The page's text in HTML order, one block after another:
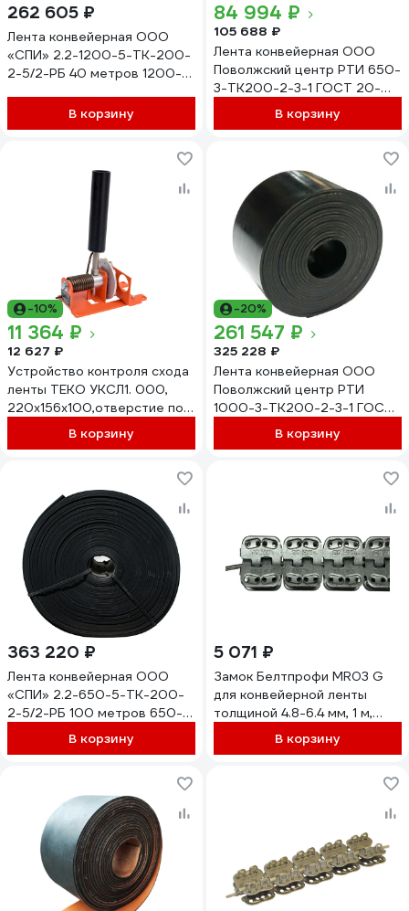
262 605 ₽
Лента конвейерная ООО
«СПИ» 2.2-1200-5-ТК-200-
2-5/2-РБ 40 метров 1200-
В корзину
84 994 ₽
105 688 ₽
Лента конвейерная ООО
Поволжский центр РТИ 650-
3-ТК200-2-3-1 ГОСТ 20-
2018, 50 м 4680687030949
В корзину
-10%
11 364 ₽
12 627 ₽
Устройство контроля схода
ленты ТЕКО УКСЛ1. 000,
220х156х100,отверстие под
2 датчика по 30,5 мм , 00-
В корзину
-20%
261 547 ₽
325 228 ₽
Лента конвейерная ООО
Поволжский центр РТИ
1000-3-ТК200-2-3-1 ГОСТ
20-2018, 100 м
4680687030994
В корзину
363 220 ₽
Лента конвейерная ООО
«СПИ» 2.2-650-5-ТК-200-
2-5/2-РБ 100 метров 650-
5-ТК-200-2-5/2 (100 пог.м.)
В корзину
5 071 ₽
Замок Белтпрофи MR03 G
для конвейерной ленты
толщиной 4.8-6.4 мм, 1 м,
00-00007724В корзину